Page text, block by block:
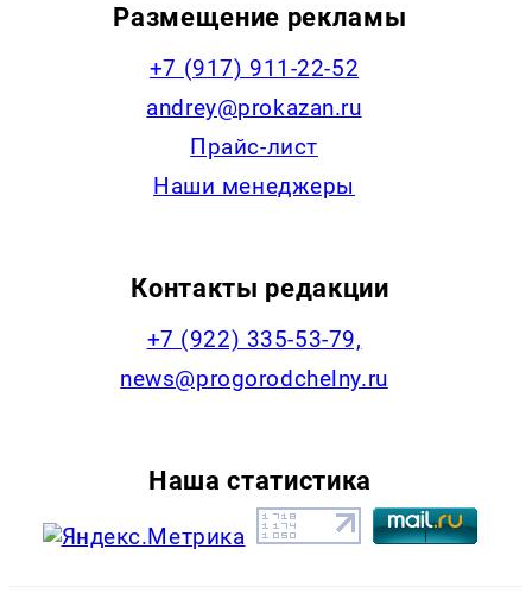
Размещение рекламы
+7 (917) 911-22-52
andrey@prokazan.ru
Прайс-лист
Наши менеджеры
Контакты редакции
+7 (922) 335-53-79,
news@progorodchelny.ru
Наша статистика